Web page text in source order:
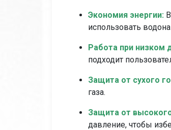
Экономия энергии:
использовать
Работа при низком
подходит
Защита от сухого
газа.
Защита от
давление, чтобы